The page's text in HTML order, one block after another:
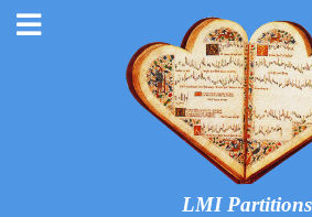
LMI Partitions